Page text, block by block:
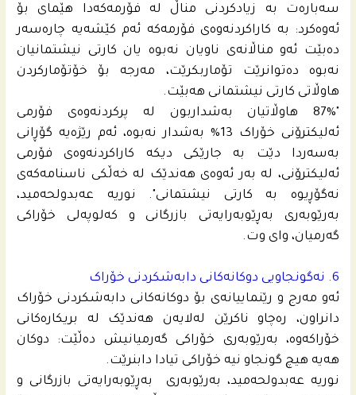
سەبارەت بە زیادکردنی مناڵ لە فۆرمەکەدا هێمای بۆ
ئەوەکرد: بە کاراکردنەوەی فۆرمەکە ئەم کێشەیە چارەسەر
دەبێت ئەو مناڵانەی ناویان نەبوە یان کارتی نیشتمانیان
نەبوە دەتوانرێت تۆماربکرێت، مەرجە بۆ خۆتۆمارکردن
هاوڵاتی کارتی نیشتمانی هەبێت.
"87% هاوڵاتیان بەشداربون لە پرکردنەوەی فۆرمی
ئەلیکترۆنی خۆراک 13% بەشدار نەبوە، ئەم رێژەیە گۆڕانی
بەسەردا دێت بە جارێکی دیکە کاراکردنەوەی فۆرمی
ئەلیکترۆنی، لە بەر ئەوەی هەندێک لە خەڵکی ناسنامەکەی
نەگۆڕیوە بە کارتی نیشتمانی". نوریە عه‌بدولحه‌مید،
بەرێوبەری بەڕێوبەرایەتی بازرگانی و کەلوپەلی خۆراکی
گەرمیان، وای وت.
6. نەگونجاویی دوکانەکانی دابەشکردنی خۆراک
ئەو مەرج و رێنماییانەی بۆ دوکانەکانی دابەشكردنی خۆراک
دانراون، ره‌چاو ناکرێن لەلایەن هەندێک لە بریکارەکانی
خۆراکەوە، بەرێوبەری خۆراکی گەرمیانیش ده‌ڵێت: دوکان
هەیە هیچ گونجاو نیە خۆراکی تیادا دابنرێت.
نوریە عه‌بدولحه‌مید، بەرێوبەری بەڕێوبەرایەتی بازرگانی و